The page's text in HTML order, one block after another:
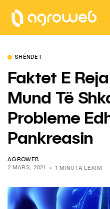
SHËNDET
Faktet E
Mund Të
Probleme
Pankreasin
AGROWEB
2 MARS, 2021
1 MINUTA LEXIM